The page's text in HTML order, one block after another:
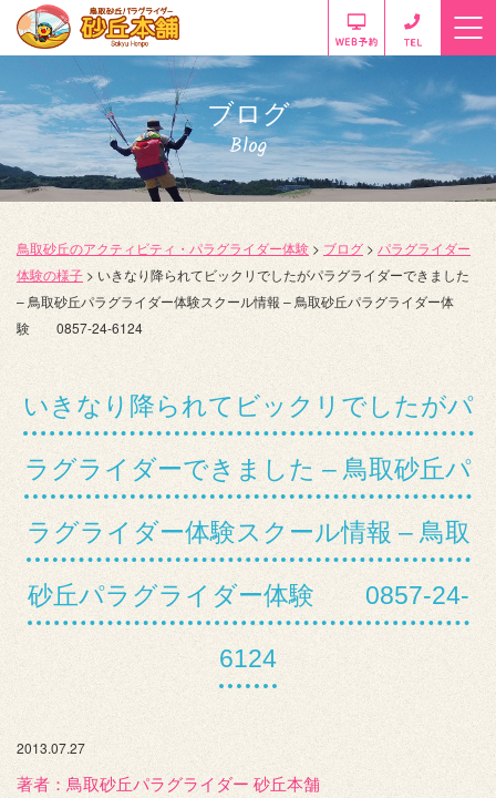
ブログ
Blog
鳥取砂丘のアクティビティ・パラグライダー体験 > ブログ > パラグライダー
体験の様子 > いきなり降られてビックリでしたがパラグライダーできました
– 鳥取砂丘パラグライダー体験スクール情報 – 鳥取砂丘パラグライダー体
験 0857-24-6124
いきなり降られてビックリでしたがパ
ラグライダーできました – 鳥取砂丘パ
ラグライダー体験スクール情報 – 鳥取
砂丘パラグライダー体験 0857-24-
6124
2013.07.27
著者：️鳥取砂丘パラグライダー 砂丘本舗